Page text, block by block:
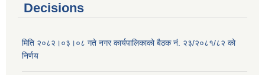
Decisions
मिति २०८२।०३।०८ गते नगर कार्यपालिकाको बैठक नं. २३/२०८१/८२ को
निर्णय